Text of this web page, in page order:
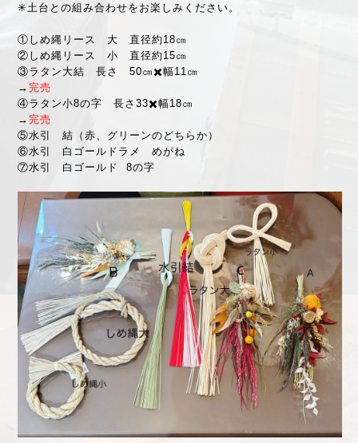
✳︎土台との組み合わせをお楽しみください。
①しめ縄リース 大 直径約18㎝
②しめ縄リース 小 直径約15㎝
③ラタン大結 長さ 50㎝✖️幅11㎝
→ 完売
④ラタン小8の字 長さ33✖️幅18㎝
→ 完売
⑤水引 結（赤、グリーンのどちらか）
⑥水引 白ゴールドラメ めがね
⑦水引 白ゴールド 8の字